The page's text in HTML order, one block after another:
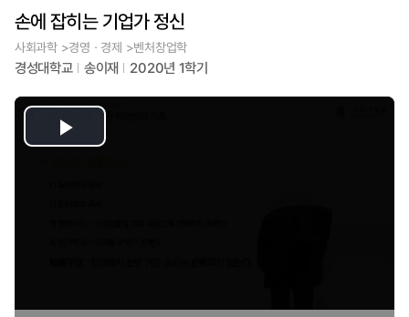
손에 잡히는 기업가 정신
사회과학 >경영ㆍ경제 >벤처창업학
경성대학교 송이재 2020년 1학기
Play